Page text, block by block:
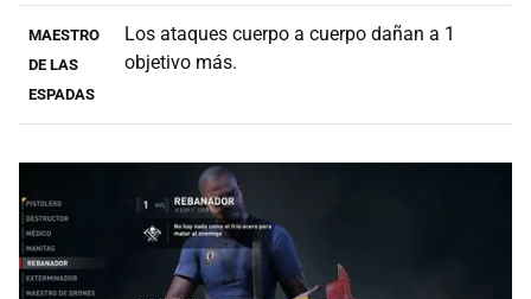
MAESTRO
DE LAS
ESPADAS
Los ataques cuerpo a cuerpo dañan a 1
objetivo más.